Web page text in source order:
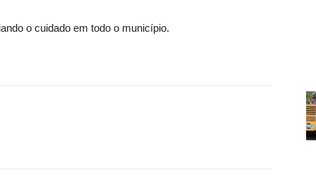
o cuidado em todo o município.